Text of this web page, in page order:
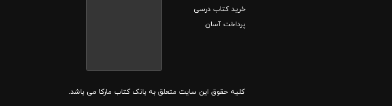
خرید کتاب درسی
پرداخت آسان
کلیه حقوق این سایت متعلق به بانک کتاب مارکا می باشد.